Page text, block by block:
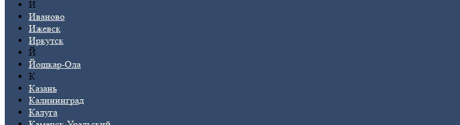
И
Иваново
Ижевск
Иркутск
Й
Йошкар-Ола
К
Казань
Калининград
Калуга